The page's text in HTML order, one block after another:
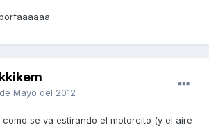
Mayo del 2012
se va estirando el motorcito (y el aire